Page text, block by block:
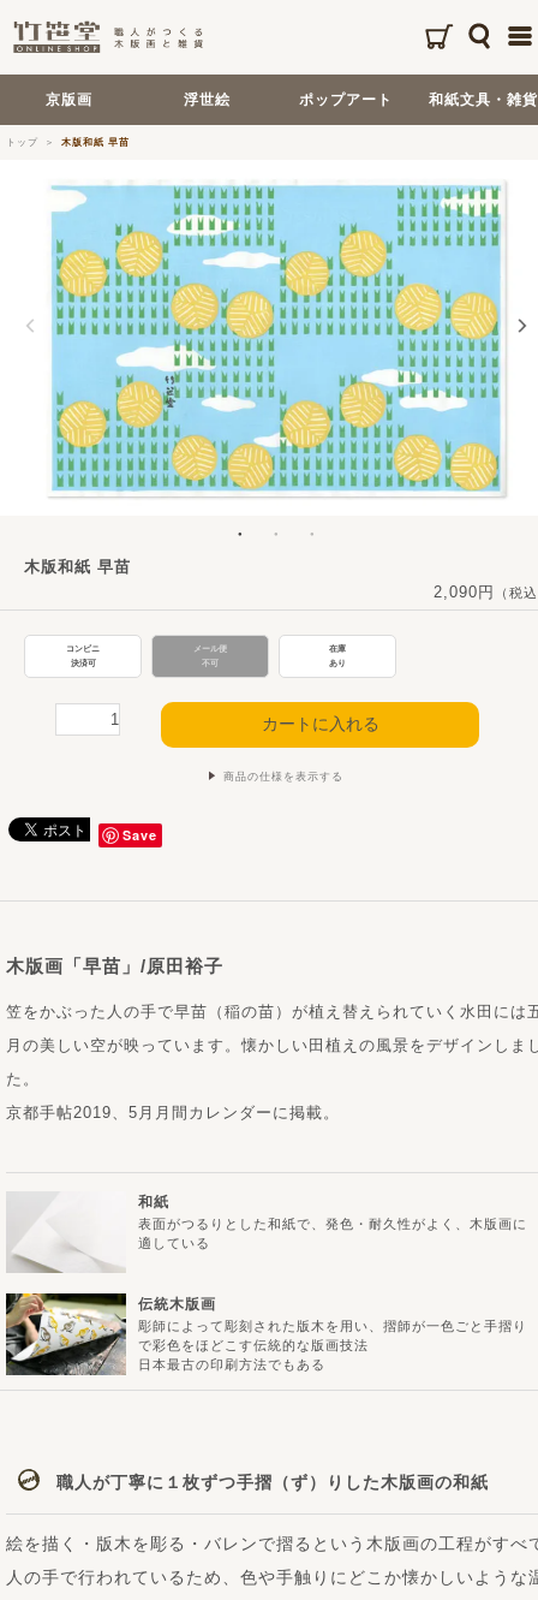
京版画 浮世絵 ポップアート 和紙文具・雑貨
トップ 木版和紙 早苗
木版和紙 早苗
2,090円
（税
コンビニ
決済可
メール便
不可
在庫
あり
商品の仕様を表示する
Save
伝統木版画
彫師によって彫刻された版木を用い、摺師が一色ごと手摺り
で彩色をほどこす伝統的な版画技法
日本最古の印刷方法でもある
和紙
表面がつるりとした和紙で、発色・耐久性がよく、木版画に
適している
木版画「早苗」/原田裕子
笠をかぶった人の手で早苗（稲の苗）が植え替えられていく水田には
月の美しい空が映っています。懐かしい田植えの風景をデザインしま
た。
京都手帖2019、5月月間カレンダーに掲載。
職人が丁寧に１枚ずつ手摺（ず）りした木版画の和紙
絵を描く・版木を彫る・バレンで摺るという木版画の工程がすべ
人の手で行われているため、色や手触りにどこか懐かしいような